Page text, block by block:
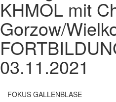
KHMOL mit
Gorzow/
03.11.2021
FOKUS GALLENBLASE